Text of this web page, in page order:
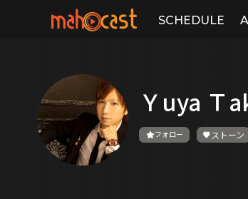
SCHEDULE
Ｙuya Ｔ
フォロー ストーン